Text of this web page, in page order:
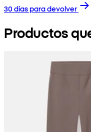
30 días para devolver
Productos